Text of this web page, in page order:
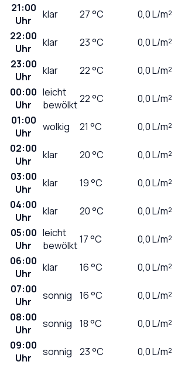
21:00
Uhr
klar 27°C 0,0L/m²
22:00
Uhr
klar 23°C 0,0L/m²
23:00
Uhr
klar 22°C 0,0L/m²
00:00
Uhr
leicht
bewölkt22°C 0,0L/m²
01:00
Uhr
wolkig 21 °C 0,0L/m²
02:00
Uhr
klar 20°C 0,0L/m²
03:00
Uhr
klar 19°C 0,0L/m²
04:00
Uhr
klar 20°C 0,0L/m²
05:00
Uhr
leicht
bewölkt17°C 0,0L/m²
06:00
Uhr
klar 16°C 0,0L/m²
07:00
Uhr
sonnig 16°C 0,0L/m²
08:00
Uhr
sonnig 18°C 0,0L/m²
09:00
Uhr
sonnig 23°C 0,0L/m²